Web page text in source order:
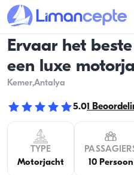
Ervaar het
een luxe
Kemer,Antalya
5.01
TYPE
Motorjacht
10 Persoon